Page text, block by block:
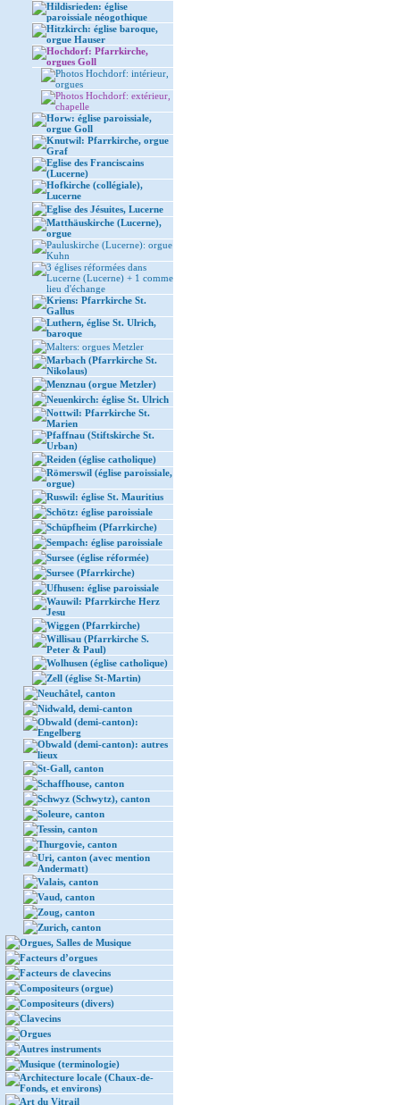
Hildisrieden: église
paroissiale néogothique
Hitzkirch: église baroque,
orgue Hauser
Hochdorf: Pfarrkirche,
orgues Goll
Photos Hochdorf: intérieur,
orgues
Photos Hochdorf: extérieur,
chapelle
Horw: église paroissiale,
orgue Goll
Knutwil: Pfarrkirche, orgue
Graf
Eglise des Franciscains
(Lucerne)
Hofkirche (collégiale),
Lucerne
Eglise des Jésuites, Lucerne
Matthäuskirche (Lucerne),
orgue
Pauluskirche (Lucerne): orgue
Kuhn
3 églises réformées dans
Lucerne (Lucerne) + 1 comme
lieu d'échange
Kriens: Pfarrkirche St.
Gallus
Luthern, église St. Ulrich,
baroque
Malters: orgues Metzler
Marbach (Pfarrkirche St.
Nikolaus)
Menznau (orgue Metzler)
Neuenkirch: église St. Ulrich
Nottwil: Pfarrkirche St.
Marien
Pfaffnau (Stiftskirche St.
Urban)
Reiden (église catholique)
Römerswil (église paroissiale,
orgue)
Ruswil: église St. Mauritius
Schötz: église paroissiale
Schüpfheim (Pfarrkirche)
Sempach: église paroissiale
Sursee (église réformée)
Sursee (Pfarrkirche)
Ufhusen: église paroissiale
Wauwil: Pfarrkirche Herz
Jesu
Wiggen (Pfarrkirche)
Willisau (Pfarrkirche S.
Peter & Paul)
Wolhusen (église catholique)
Zell (église St-Martin)
Neuchâtel, canton
Nidwald, demi-canton
Obwald (demi-canton):
Engelberg
Obwald (demi-canton): autres
lieux
St-Gall, canton
Schaffhouse, canton
Schwyz (Schwytz), canton
Soleure, canton
Tessin, canton
Thurgovie, canton
Uri, canton (avec mention
Andermatt)
Valais, canton
Vaud, canton
Zoug, canton
Zurich, canton
Orgues, Salles de Musique
Facteurs d’orgues
Facteurs de clavecins
Compositeurs (orgue)
Compositeurs (divers)
Clavecins
Orgues
Autres instruments
Musique (terminologie)
Architecture locale (Chaux-de-
Fonds, et environs)
Art du Vitrail